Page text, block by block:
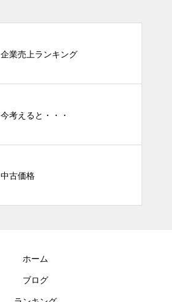
企業売上ランキング
今考えると・・・
中古価格
ホーム
ブログ